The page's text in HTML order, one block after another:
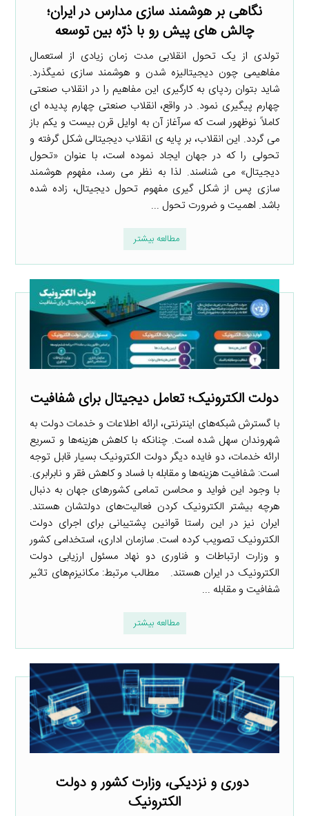
نگاهی بر هوشمند سازی مدارس در ایران؛
چالش ­های پیش­ رو با ذرّه­ بین توسعه
تولدی از یک تحول انقلابی مدت زمان زیادی از استعمال
مفاهیمی چون دیجیتالیزه شدن و هوشمند سازی نمی­گذرد.
شاید بتوان ردپای به­ کارگیری این مفاهیم را در انقلاب صنعتی
چهارم پیگیری نمود. در واقع، انقلاب صنعتی چهارم پدیده ­ای
کاملاً نوظهور است که سرآغاز آن به اوایل قرن بیست و یکم باز
می ­گردد. این انقلاب، بر پایه ­ی انقلاب دیجیتالی شکل گرفته و
تحولی را که در جهان ایجاد نموده است، با عنوان «تحول
دیجیتال» می ­شناسند. لذا به نظر می ­رسد، مفهوم هوشمند
سازی پس از شکل­ گیری مفهوم تحول دیجیتال، زاده شده
باشد. اهمیت و ضرورت تحول ...
مطالعه بیشتر
دولت الکترونیک؛ تعامل دیجیتال برای شفافیت
با گسترش شبکه‌های اینترنتی، ارائه اطلاعات و خدمات دولت به
شهروندان سهل شده است. چنانکه با کاهش هزینه‌ها و تسریع
ارائه خدمات، دو فایده دیگر دولت الکترونیک بسیار قابل توجه
است: شفافیت هزینه‌ها و مقابله با فساد و کاهش فقر و نابرابری.
با وجود این فواید و محاسن تمامی کشورهای جهان به دنبال
هرچه بیشتر الکترونیک کردن فعالیت‌های دولتشان هستند.
ایران نیز در این راستا قوانین پشتیبانی برای اجرای دولت
الکترونیک تصویب کرده است. سازمان اداری، استخدامی کشور
و وزارت ارتباطات و فناوری دو نهاد مسئول ارزیابی دولت
الکترونیک در ایران هستند. مطالب مرتبط: مکانیزم‌های تاثیر
شفافیت و مقابله ...
مطالعه بیشتر
دوری و نزدیکی، وزارت کشور و دولت
الکترونیک